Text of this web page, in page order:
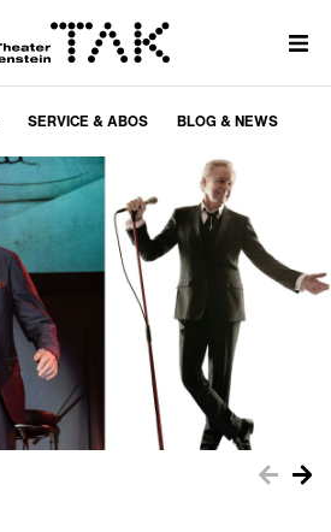
SERVICE & ABOS BLOG & NEWS